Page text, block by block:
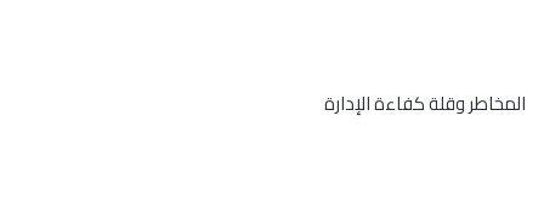
المخاطر وقلة كفاءة الإدارة